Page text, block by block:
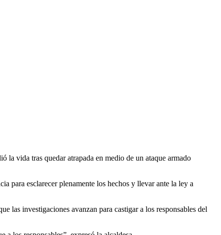
vida tras quedar atrapada en medio de un ataque armado
para esclarecer plenamente los hechos y llevar ante la ley a
las investigaciones avanzan para castigar a los responsables del